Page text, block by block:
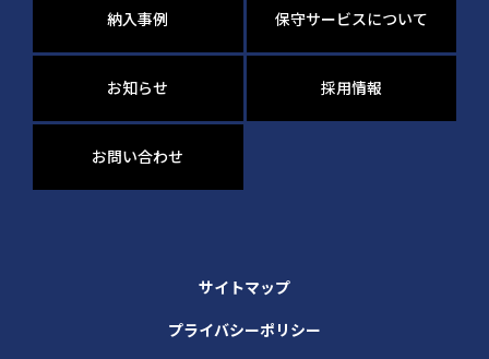
納入事例 保守サービスについて
お知らせ 採用情報
お問い合わせ
サイトマップ
プライバシーポリシー